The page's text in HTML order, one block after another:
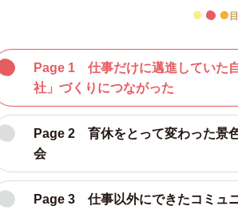
Page 1 仕事だけに邁進していた
社」づくりにつながった
Page 2 育休をとって変わった景
会
Page 3 仕事以外にできたコミュ